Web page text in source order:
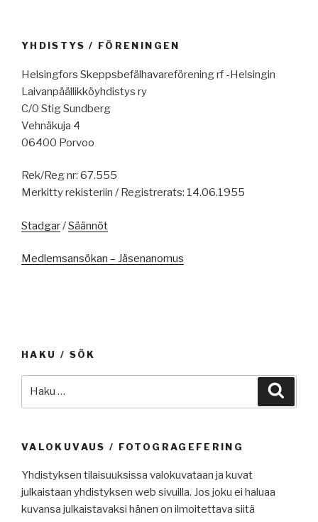
YHDISTYS / FÖRENINGEN
Helsingfors Skeppsbefälhavareförening rf -Helsingin
Laivanpäällikköyhdistys ry
C/0 Stig Sundberg
Vehnäkuja 4
06400 Porvoo
Rek/Reg nr: 67.555
Merkitty rekisteriin / Registrerats: 14.06.1955
Stadgar/Säännöt
Medlemsansökan – Jäsenanomus
HAKU / SÖK
VALOKUVAUS / FOTOGRAGEFERING
Yhdistyksen tilaisuuksissa valokuvataan ja kuvat
julkaistaan yhdistyksen web sivuilla. Jos joku ei haluaa
kuvansa julkaistavaksi hänen on ilmoitettava siitä